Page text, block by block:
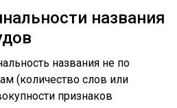
названия
названия не по
(количество слов или
признаков